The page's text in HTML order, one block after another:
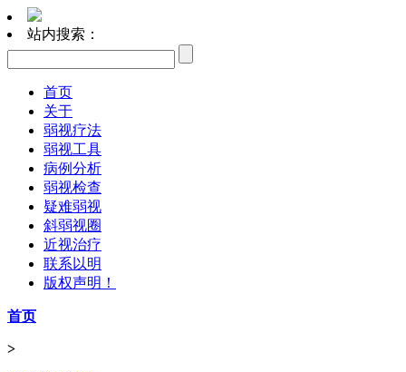
站内搜索：
首页
关于
弱视疗法
弱视工具
病例分析
弱视检查
疑难弱视
斜弱视圈
近视治疗
联系以明
版权声明！
首页
>